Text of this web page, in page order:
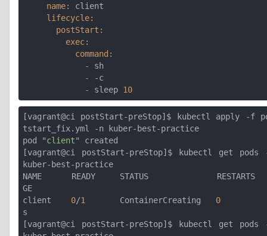
     name:
     lifecycle:
       postStart:
         exec:
           command:
             -
             -
             -
sleep 10
[vagrant@ci postStart-preStop]$ kubectl apply -f
tstart_fix.yml -n kuber-best-practice
pod
"client"
created
[vagrant@ci postStart-preStop]$ kubectl get pods
kuber-best-practice
NAME      READY     STATUS              RESTARTS
GE
client 0/1
       ContainerCreating
0
s
[vagrant@ci postStart-preStop]$ kubectl get pods